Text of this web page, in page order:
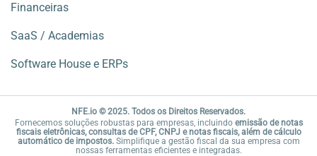
Financeiras
SaaS / Academias
Software House e ERPs
NFE.io © 2025. Todos os Direitos Reservados.
Fornecemos soluções robustas para empresas, incluindo emissão de notas
fiscais eletrônicas, consultas de CPF, CNPJ e notas fiscais, além de cálculo
automático de impostos.Simplifique a gestão fiscal da sua empresa com
nossas ferramentas eficientes e integradas.